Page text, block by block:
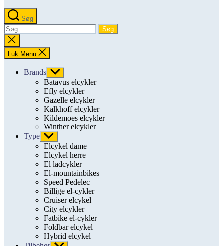
Søg
Søg
efter:
Luk
søgning
Luk Menu
Brands Vis
undermenu
Batavus elcykler
Efly elcykler
Gazelle elcykler
Kalkhoff elcykler
Kildemoes elcykler
Winther elcykler
Type Vis
undermenu
Elcykel dame
Elcykel herre
El ladcykler
El-mountainbikes
Speed Pedelec
Billige el-cykler
Cruiser elcykel
City elcykler
Fatbike el-cykler
Foldbar elcykel
Hybrid elcykel